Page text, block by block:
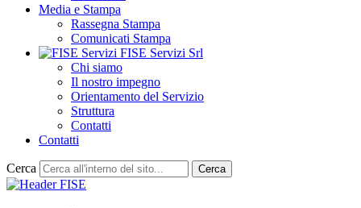
Media e Stampa
Rassegna Stampa
Comunicati Stampa
FISE Servizi Srl
Chi siamo
Il nostro impegno
Orientamento del Servizio
Struttura
Contatti
Contatti
Cerca Cerca